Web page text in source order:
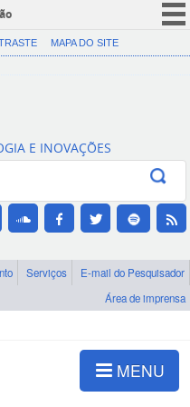
CORONAVÍRUS (COVID-19)
Canais
MAPA DO SITE
E INOVAÇÕES
Serviços
E-mail do Pesquisador
Área de imprensa
MENU